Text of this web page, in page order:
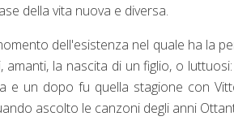
della vita nuova e diversa.
dell'esistenza nel quale ha la
amanti, la nascita di un figlio, o
e un dopo fu quella stagione con
ascolto le canzoni degli anni